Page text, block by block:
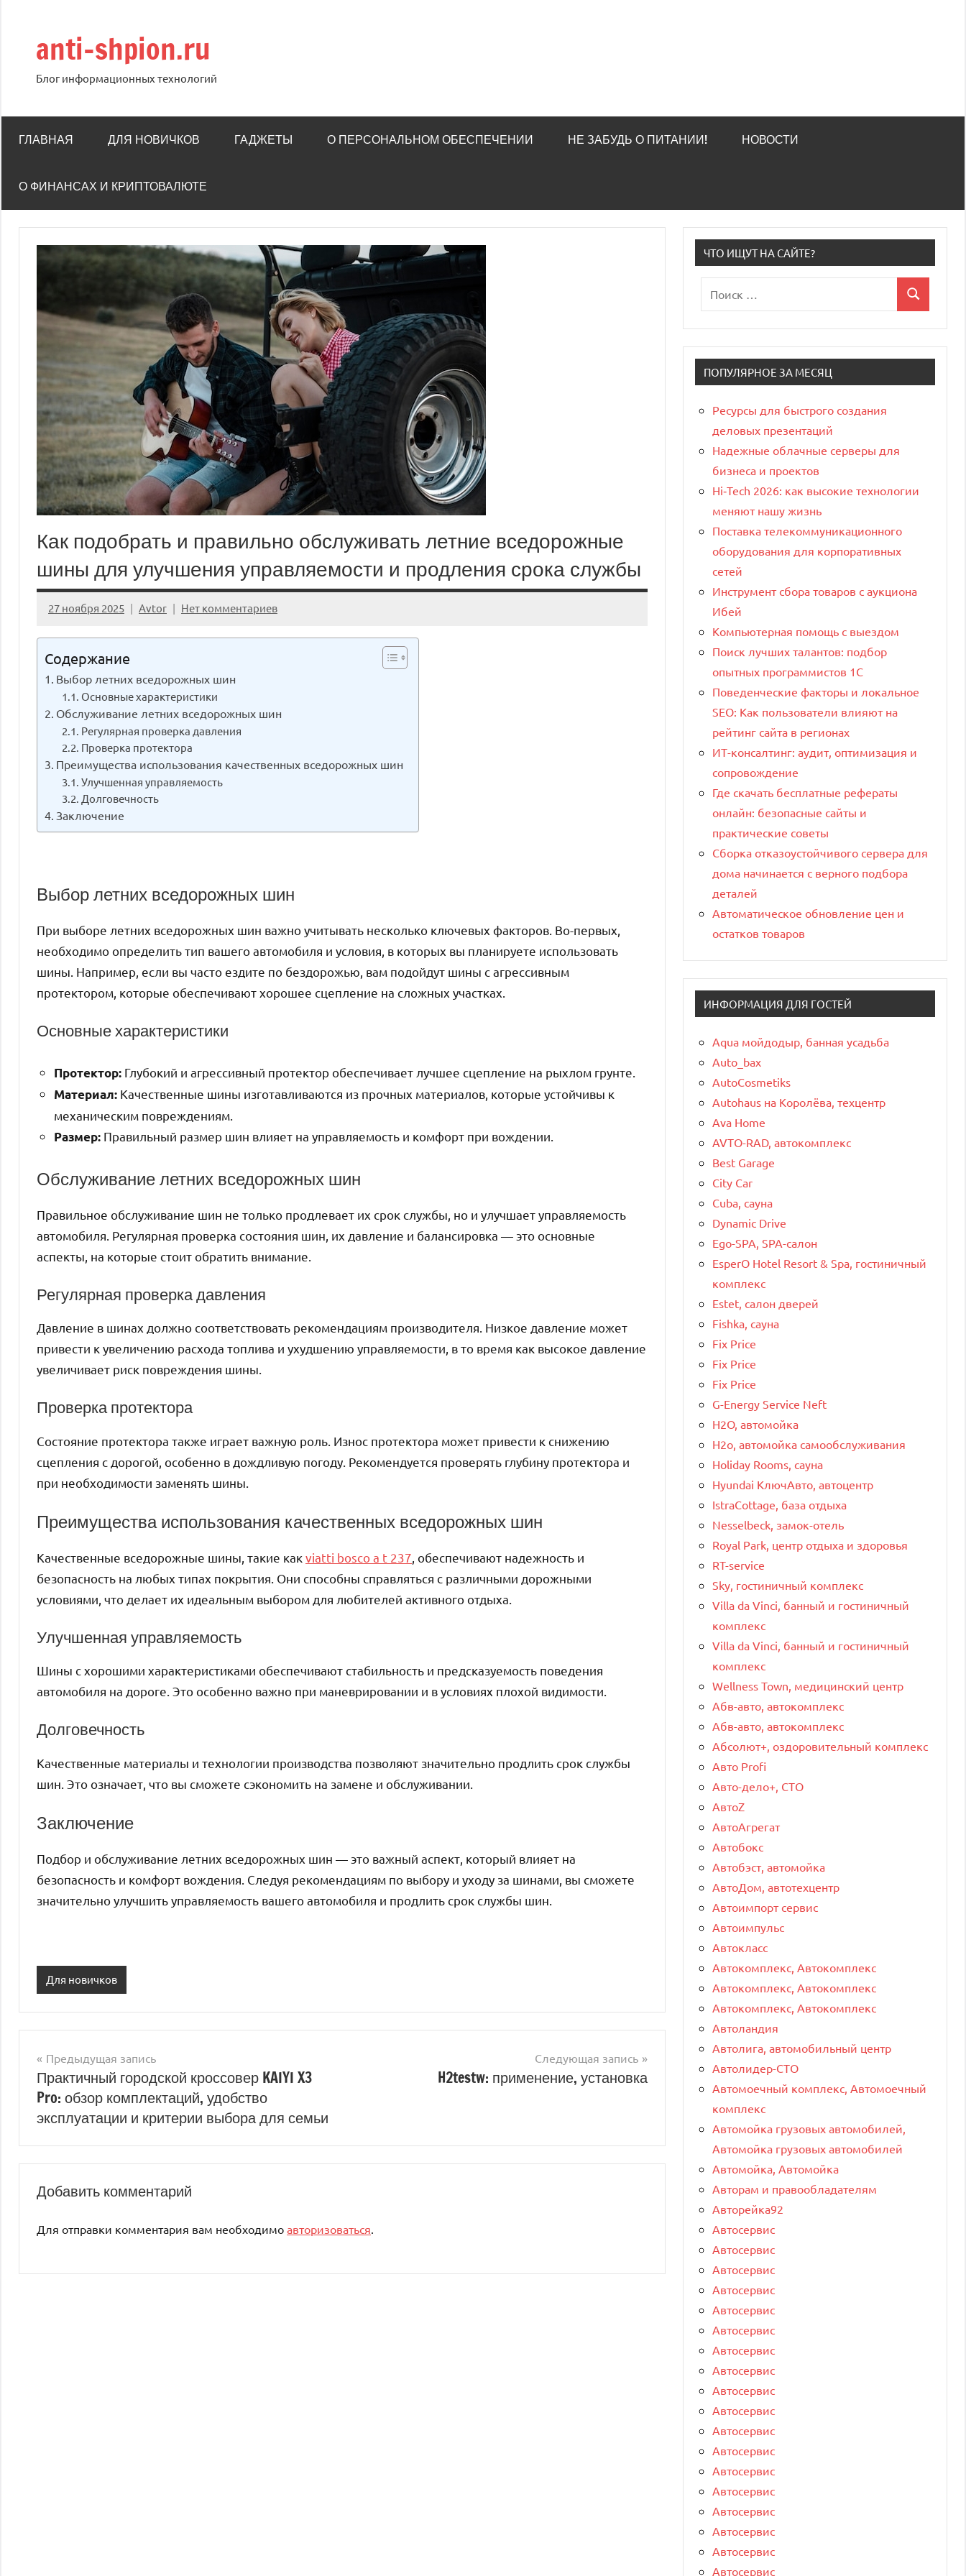
содержимому
anti-shpion.ru
Блог информационных технологий
ГЛАВНАЯ ДЛЯ НОВИЧКОВ ГАДЖЕТЫ О ПЕРСОНАЛЬНОМ ОБЕСПЕЧЕНИИ НЕ ЗАБУДЬ О ПИТАНИИ! НОВОСТИ
О ФИНАНСАХ И КРИПТОВАЛЮТЕ
Как подобрать и правильно обслуживать летние вседорожные
шины для улучшения управляемости и продления срока службы
27 ноября 2025 Avtor Нет комментариев
Содержание
Выбор летних вседорожных шин
Основные характеристики
Обслуживание летних вседорожных шин
Регулярная проверка давления
Проверка протектора
Преимущества использования качественных вседорожных шин
Улучшенная управляемость
Долговечность
Заключение
Выбор летних вседорожных шин
При выборе летних вседорожных шин важно учитывать несколько ключевых факторов. Во-первых,
необходимо определить тип вашего автомобиля и условия, в которых вы планируете использовать
шины. Например, если вы часто ездите по бездорожью, вам подойдут шины с агрессивным
протектором, которые обеспечивают хорошее сцепление на сложных участках.
Основные характеристики
Протектор: Глубокий и агрессивный протектор обеспечивает лучшее сцепление на рыхлом грунте.
Материал: Качественные шины изготавливаются из прочных материалов, которые устойчивы к
механическим повреждениям.
Размер: Правильный размер шин влияет на управляемость и комфорт при вождении.
Обслуживание летних вседорожных шин
Правильное обслуживание шин не только продлевает их срок службы, но и улучшает управляемость
автомобиля. Регулярная проверка состояния шин, их давление и балансировка — это основные
аспекты, на которые стоит обратить внимание.
Регулярная проверка давления
Давление в шинах должно соответствовать рекомендациям производителя. Низкое давление может
привести к увеличению расхода топлива и ухудшению управляемости, в то время как высокое давление
увеличивает риск повреждения шины.
Проверка протектора
Состояние протектора также играет важную роль. Износ протектора может привести к снижению
сцепления с дорогой, особенно в дождливую погоду. Рекомендуется проверять глубину протектора и
при необходимости заменять шины.
Преимущества использования качественных вседорожных шин
Качественные вседорожные шины, такие какviatti bosco a t 237 , обеспечивают надежность и
безопасность на любых типах покрытия. Они способны справляться с различными дорожными
условиями, что делает их идеальным выбором для любителей активного отдыха.
Улучшенная управляемость
Шины с хорошими характеристиками обеспечивают стабильность и предсказуемость поведения
автомобиля на дороге. Это особенно важно при маневрировании и в условиях плохой видимости.
Долговечность
Качественные материалы и технологии производства позволяют значительно продлить срок службы
шин. Это означает, что вы сможете сэкономить на замене и обслуживании.
Заключение
Подбор и обслуживание летних вседорожных шин — это важный аспект, который влияет на
безопасность и комфорт вождения. Следуя рекомендациям по выбору и уходу за шинами, вы сможете
значительно улучшить управляемость вашего автомобиля и продлить срок службы шин.
Для новичков
Навигация
по
записям
Предыдущая запись
Практичный городской кроссовер KAIYI X3
Pro: обзор комплектаций, удобство
эксплуатации и критерии выбора для семьи
Следующая запись
H2testw: применение, установка
Добавить комментарий
Для отправки комментария вам необходимо авторизоваться
ЧТО ИЩУТ НА САЙТЕ?
для:
Поиск
ПОПУЛЯРНОЕ ЗА МЕСЯЦ
Ресурсы для быстрого создания
деловых презентаций
Надежные облачные серверы для
бизнеса и проектов
Hi‑Tech 2026: как высокие технологии
меняют нашу жизнь
Поставка телекоммуникационного
оборудования для корпоративных
сетей
Инструмент сбора товаров с аукциона
Ибей
Компьютерная помощь с выездом
Поиск лучших талантов: подбор
опытных программистов 1C
Поведенческие факторы и локальное
SEO: Как пользователи влияют на
рейтинг сайта в регионах
ИТ-консалтинг: аудит, оптимизация и
сопровождение
Где скачать бесплатные рефераты
онлайн: безопасные сайты и
практические советы
Сборка отказоустойчивого сервера для
дома начинается с верного подбора
деталей
Автоматическое обновление цен и
остатков товаров
ИНФОРМАЦИЯ ДЛЯ ГОСТЕЙ
Aqua мойдодыр, банная усадьба
Auto_bax
AutoCosmetiks
Autohaus на Королёва, техцентр
Ava Home
AVTO-RAD, автокомплекс
Best Garage
City Car
Cuba, сауна
Dynamic Drive
Ego-SPA, SPA-салон
EsperO Hotel Resort & Spa, гостиничный
комплекс
Estet, салон дверей
Fishka, сауна
Fix Price
Fix Price
Fix Price
G-Energy Service Neft
H2O, автомойка
H2o, автомойка самообслуживания
Holiday Rooms, сауна
Hyundai КлючАвто, автоцентр
IstraCottage, база отдыха
Nesselbeck, замок-отель
Royal Park, центр отдыха и здоровья
RT-service
Sky, гостиничный комплекс
Villa da Vinci, банный и гостиничный
комплекс
Villa da Vinci, банный и гостиничный
комплекс
Wellness Town, медицинский центр
Абв-авто, автокомплекс
Абв-авто, автокомплекс
Абсолют+, оздоровительный комплекс
Авто Profi
Авто-дело+, СТО
АвтоZ
АвтоАгрегат
Автобокс
Автобэст, автомойка
АвтоДом, автотехцентр
Автоимпорт сервис
Автоимпульс
Автокласс
Автокомплекс, Автокомплекс
Автокомплекс, Автокомплекс
Автокомплекс, Автокомплекс
Автоландия
Автолига, автомобильный центр
Автолидер-СТО
Автомоечный комплекс, Автомоечный
комплекс
Автомойка грузовых автомобилей,
Автомойка грузовых автомобилей
Автомойка, Автомойка
Авторам и правообладателям
Авторейка92
Автосервис
Автосервис
Автосервис
Автосервис
Автосервис
Автосервис
Автосервис
Автосервис
Автосервис
Автосервис
Автосервис
Автосервис
Автосервис
Автосервис
Автосервис
Автосервис
Автосервис
Автосервис